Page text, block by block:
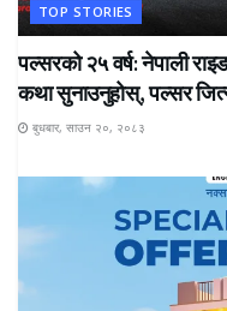
TOP STORIES
पल्सरको २५ वर्ष: नेपाली
कथा सुनाउनुहोस्, पल्सर
बुधबार, साउन २०, २०८३